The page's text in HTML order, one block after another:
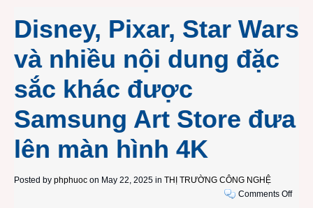
Disney, Pixar, Star Wars
và nhiều nội dung đặc
sắc khác được
Samsung Art Store đưa
lên màn hình 4K
Posted by phphuoc on May 22, 2025 in THỊ TRƯỜNG CÔNG NGHỆ
Comments Offon